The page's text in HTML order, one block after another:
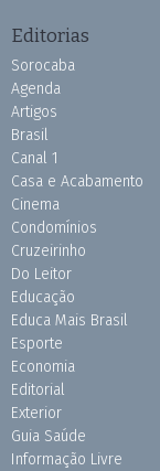
Editorias
Sorocaba
Agenda
Artigos
Brasil
Canal 1
Casa e Acabamento
Cinema
Condomínios
Cruzeirinho
Do Leitor
Educação
Educa Mais Brasil
Esporte
Economia
Editorial
Exterior
Guia Saúde
Informação Livre